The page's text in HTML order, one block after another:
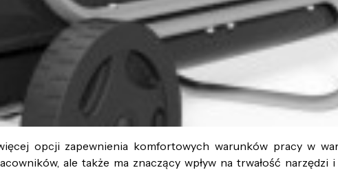
opcji zapewnienia komfortowych warunków pracy w
ale także ma znaczący wpływ na trwałość narzędzi